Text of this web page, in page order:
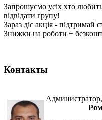
Запрошуємо усіх хто любить
відвідати групу!
Зараз діє акція - підтримай
Знижки на роботи +
Контакты